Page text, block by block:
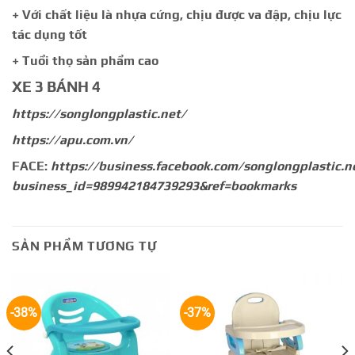
+ Với chất liệu là nhựa cứng, chịu được va đập, chịu lực
tác dụng tốt
+ Tuổi thọ sản phẩm cao
XE 3 BÁNH 4
https://songlongplastic.net/
https://apu.com.vn/
FACE: https://business.facebook.com/
business_id=989942184739293&ref=bookmarks
SẢN PHẨM TƯƠNG TỰ
-38% -37%